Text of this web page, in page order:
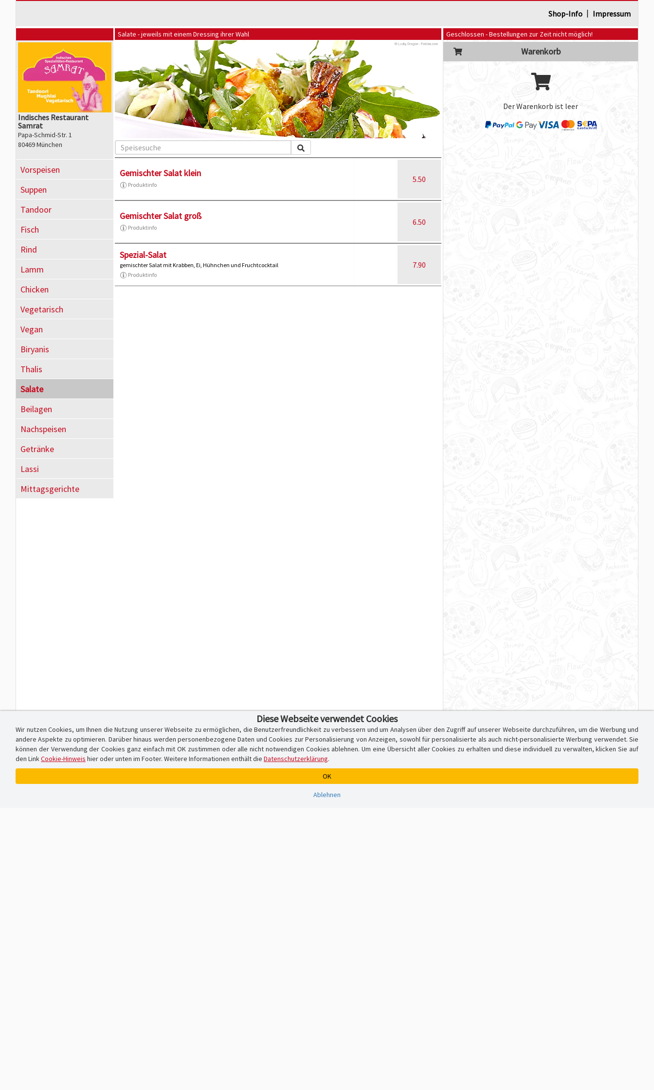
Shop-Info | Impressum
Geschlossen - Bestellungen zur Zeit nicht möglich!
Warenkorb
Der Warenkorb ist leer
Indisches Restaurant
Samrat
Papa-Schmid-Str. 1
80469 München
Vorspeisen
Suppen
Tandoor
Fisch
Rind
Lamm
Chicken
Vegetarisch
Vegan
Biryanis
Thalis
Salate
Beilagen
Nachspeisen
Getränke
Lassi
Mittagsgerichte
Salate - jeweils mit einem Dressing ihrer Wahl
Gemischter Salat klein
Produktinfo
5.50
Gemischter Salat groß
Produktinfo
6.50
Spezial-Salat
gemischter Salat mit Krabben, Ei, Hühnchen und Fruchtcocktail
Produktinfo
7.90
Diese Webseite verwendet Cookies
Wir nutzen Cookies, um Ihnen die Nutzung unserer Webseite zu ermöglichen, die Benutzerfreundlichkeit zu verbessern und um Analysen über den Zugriff auf unserer Webseite durchzuführen, um die Werbung und
andere Aspekte zu optimieren. Darüber hinaus werden personenbezogene Daten und Cookies zur Personalisierung von Anzeigen, sowohl für personalisierte als auch nicht-personalisierte Werbung verwendet. Sie
können der Verwendung der Cookies ganz einfach mit OK zustimmen oder alle nicht notwendigen Cookies ablehnen. Um eine Übersicht aller Cookies zu erhalten und diese individuell zu verwalten, klicken Sie auf
den LinkCookie-Hinweis hier oder unten im Footer. Weitere Informationen enthält die Datenschutzerklärung.
OK
Ablehnen